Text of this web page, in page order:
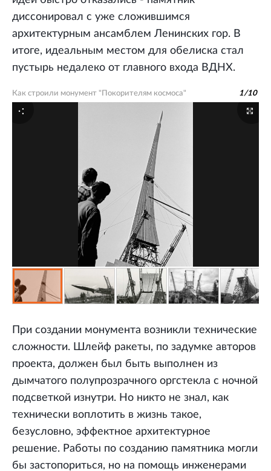
диссонировал с уже сложившимся
архитектурным ансамблем Ленинских гор. В
итоге, идеальным местом для обелиска стал
пустырь недалеко от главного входа ВДНХ.
Как строили монумент "Покорителям космоса" 1/10
При создании монумента возникли технические
сложности. Шлейф ракеты, по задумке авторов
проекта, должен был быть выполнен из
дымчатого полупрозрачного оргстекла с ночной
подсветкой изнутри. Но никто не знал, как
технически воплотить в жизнь такое,
безусловно, эффектное архитектурное
решение. Работы по созданию памятника могли
бы застопориться, но на помощь инженерами